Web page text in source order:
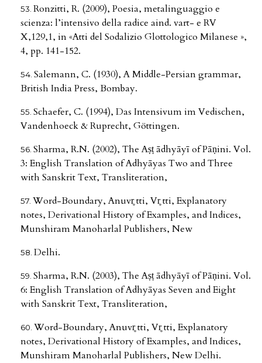
Ronzitti, R. (2009), Poesia, metalinguaggio e
scienza: l’intensivo della radice aind. vart- e RV
X,129,1, in «Atti del Sodalizio Glottologico Milanese »,
4, pp. 141-152.
Salemann, C. (1930), A Middle-Persian grammar,
British India Press, Bombay.
Schaefer, C. (1994), Das Intensivum im Vedischen,
Vandenhoeck & Ruprecht, Göttingen.
Sharma, R.N. (2002), The Aṣṭ ādhyāyī of Pāṇini. Vol.
3: English Translation of Adhyāyas Two and Three
with Sanskrit Text, Transliteration,
Word-Boundary, Anuvr̥ tti, Vr̥ tti, Explanatory
notes, Derivational History of Examples, and Indices,
Munshiram Manoharlal Publishers, New
Delhi.
Sharma, R.N. (2003), The Aṣṭ ādhyāyī of Pāṇini. Vol.
6: English Translation of Adhyāyas Seven and Eight
with Sanskrit Text, Transliteration,
Word-Boundary, Anuvr̥ tti, Vr̥ tti, Explanatory
notes, Derivational History of Examples, and Indices,
Munshiram Manoharlal Publishers, New Delhi.